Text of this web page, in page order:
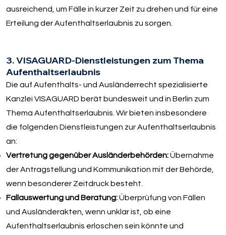
ausreichend, um Fälle in kurzer Zeit zu drehen und für eine
Erteilung der Aufenthaltserlaubnis zu sorgen.
3. VISAGUARD-Dienstleistungen zum Thema
Aufenthaltserlaubnis
Die auf Aufenthalts- und Ausländerrecht spezialisierte
Kanzlei VISAGUARD berät bundesweit und in Berlin zum
Thema Aufenthaltserlaubnis. Wir bieten insbesondere
die folgenden Dienstleistungen zur Aufenthaltserlaubnis
an:
Vertretung gegenüber Ausländerbehörden:Übernahme
der Antragstellung und Kommunikation mit der Behörde,
wenn besonderer Zeitdruck besteht.
Fallauswertung und Beratung:Überprüfung von Fällen
und Ausländerakten, wenn unklar ist, ob eine
Aufenthaltserlaubnis erloschen sein könnte und